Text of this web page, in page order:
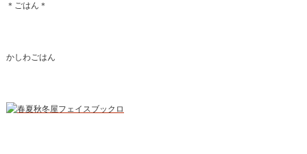
＊ごはん＊
かしわごはん